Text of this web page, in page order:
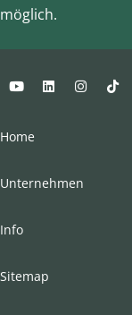
möglich.
Home
Unternehmen
Info
Sitemap